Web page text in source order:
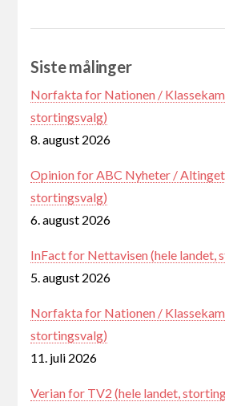
Siste målinger
Norfakta for Nationen /
stortingsvalg)
8. august 2026
Opinion for ABC Nyheter / Altinget
stortingsvalg)
6. august 2026
InFact for Nettavisen (hele landet,
5. august 2026
Norfakta for Nationen /
stortingsvalg)
11. juli 2026
Verian for TV2 (hele landet,